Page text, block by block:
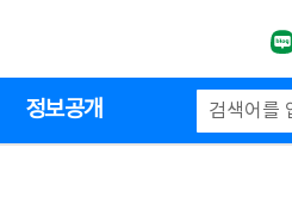
정보공개